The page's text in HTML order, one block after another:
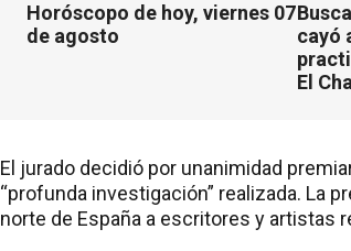
Horóscopo de hoy, viernes 07
de agosto
cayó
El
El jurado decidió por unanimidad
“profunda investigación” realizada. La
norte de España a escritores y artistas